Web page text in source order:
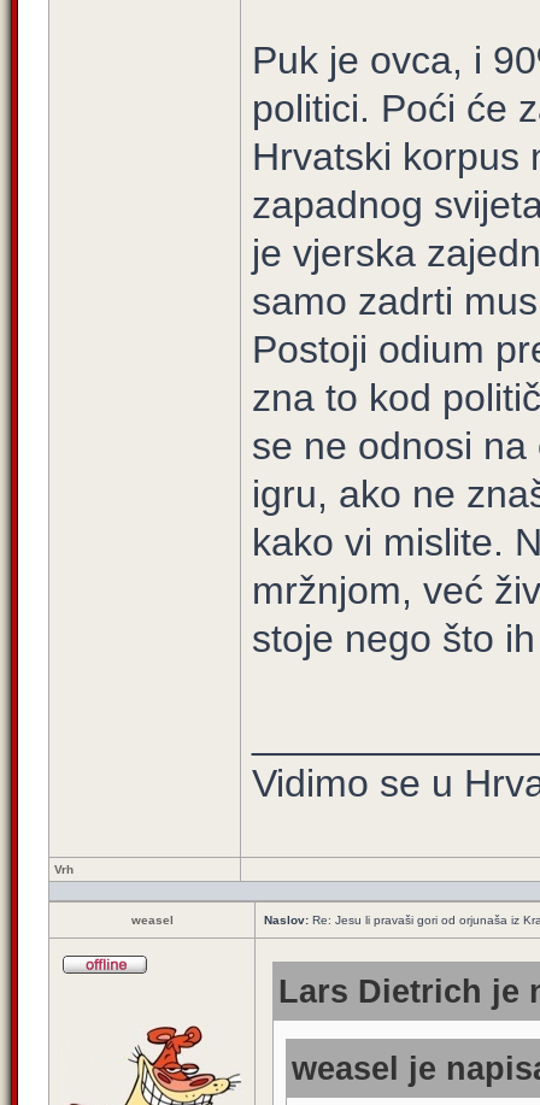
Puk je ovca, i
politici. Poći će
Hrvatski korpus
zapadnog
je vjerska
samo zadrti
Postoji odium
zna to kod
se ne odnosi
igru, ako ne
kako vi mislite.
mržnjom, već
stoje nego što
Vidimo se u
Vrh
weasel Naslov: Re: Jesu li pravaši gori od orjunaša iz
Lars Dietrich je
weasel je